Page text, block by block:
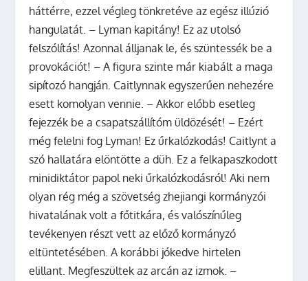
háttérre, ezzel végleg tönkretéve az egész illúzió
hangulatát. – Lyman kapitány! Ez az utolsó
felszólítás! Azonnal álljanak le, és szüntessék be a
provokációt! – A figura szinte már kiabált a maga
sipítozó hangján. Caitlynnak egyszerűen nehezére
esett komolyan vennie. – Akkor előbb esetleg
fejezzék be a csapatszállítóm üldözését! – Ezért
még felelni fog Lyman! Ez űrkalózkodás! Caitlynt a
szó hallatára elöntötte a düh. Ez a felkapaszkodott
minidiktátor papol neki űrkalózkodásról! Aki nem
olyan rég még a szövetség zhejiangi kormányzói
hivatalának volt a főtitkára, és valószínűleg
tevékenyen részt vett az előző kormányzó
eltüntetésében. A korábbi jókedve hirtelen
elillant. Megfeszültek az arcán az izmok. –